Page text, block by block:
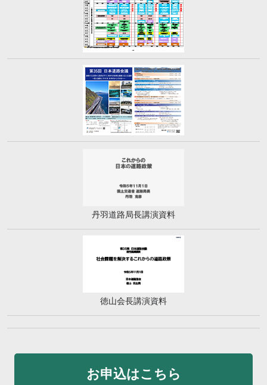
丹羽道路局長講演資料
徳山会長講演資料
お申込はこちら